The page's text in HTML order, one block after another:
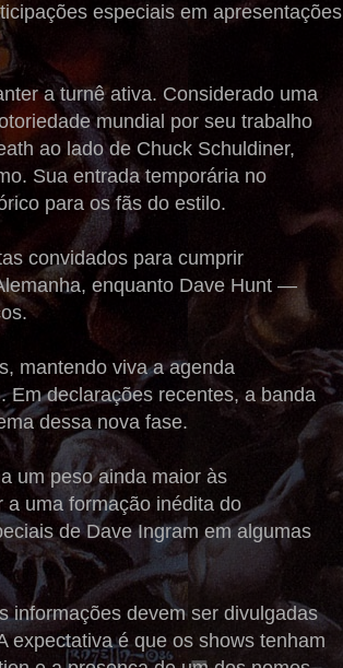
especiais em apresentações
a turnê ativa. Considerado uma
mundial por seu trabalho
ao lado de Chuck Schuldiner,
Sua entrada temporária no
para os fãs do estilo.
convidados para cumprir
enquanto Dave Hunt —
mantendo viva a agenda
Em declarações recentes, a banda
dessa nova fase.
um peso ainda maior às
uma formação inédita do
de Dave Ingram em algumas
informações devem ser divulgadas
expectativa é que os shows tenham